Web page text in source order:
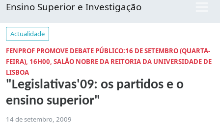
Ensino Superior e Investigação
Actualidade
FENPROF PROMOVE DEBATE PÚBLICO:16 DE SETEMBRO (QUARTA-
FEIRA), 16H00, SALÃO NOBRE DA REITORIA DA UNIVERSIDADE DE
LISBOA
"Legislativas'09: os partidos e o
ensino superior"
14 de setembro, 2009